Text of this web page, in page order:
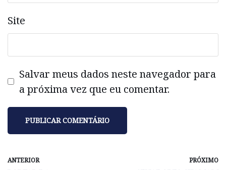
Site
Salvar meus dados neste navegador para
a próxima vez que eu comentar.
ANTERIOR PRÓXIMO